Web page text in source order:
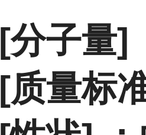
[分子量]
[质量标